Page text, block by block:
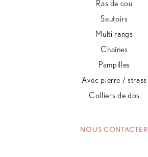
Ras de cou
Sautoirs
Multi rangs
Chaînes
Pampilles
Avec pierre / strass
Colliers de dos
NOUS CONTACTER